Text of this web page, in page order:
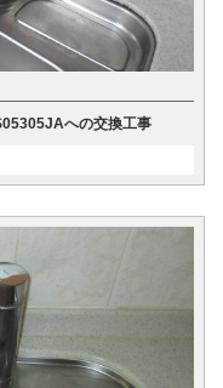
への交換工事